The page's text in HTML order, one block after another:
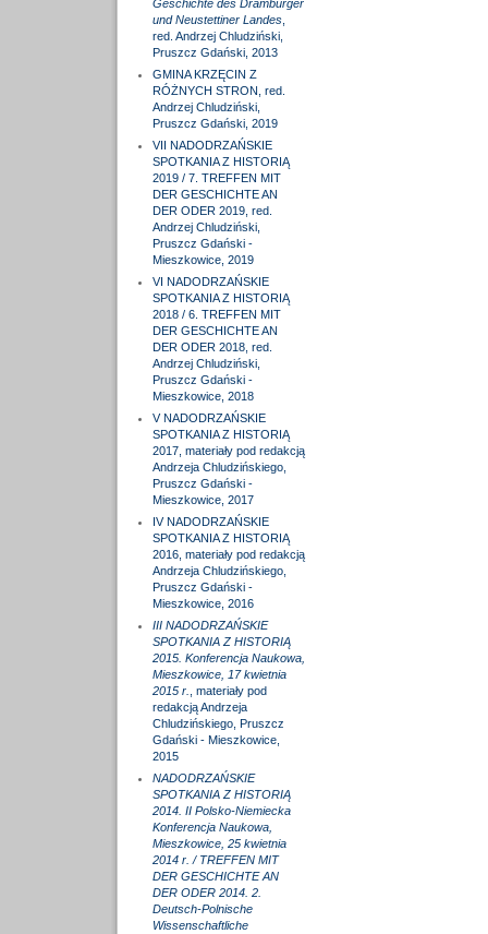
Geschichte des Dramburger
und Neustettiner Landes,
red. Andrzej Chludziński,
Pruszcz Gdański, 2013
GMINA KRZĘCIN Z
RÓŻNYCH STRON, red.
Andrzej Chludziński,
Pruszcz Gdański, 2019
VII NADODRZAŃSKIE
SPOTKANIA Z HISTORIĄ
2019 / 7. TREFFEN MIT
DER GESCHICHTE AN
DER ODER 2019, red.
Andrzej Chludziński,
Pruszcz Gdański -
Mieszkowice, 2019
VI NADODRZAŃSKIE
SPOTKANIA Z HISTORIĄ
2018 / 6. TREFFEN MIT
DER GESCHICHTE AN
DER ODER 2018, red.
Andrzej Chludziński,
Pruszcz Gdański -
Mieszkowice, 2018
V NADODRZAŃSKIE
SPOTKANIA Z HISTORIĄ
2017, materiały pod redakcją
Andrzeja Chludzińskiego,
Pruszcz Gdański -
Mieszkowice, 2017
IV NADODRZAŃSKIE
SPOTKANIA Z HISTORIĄ
2016, materiały pod redakcją
Andrzeja Chludzińskiego,
Pruszcz Gdański -
Mieszkowice, 2016
III NADODRZAŃSKIE
SPOTKANIA Z HISTORIĄ
2015. Konferencja Naukowa,
Mieszkowice, 17 kwietnia
2015 r.
, materiały pod
redakcją Andrzeja
Chludzińskiego, Pruszcz
Gdański - Mieszkowice,
2015
NADODRZAŃSKIE
SPOTKANIA Z HISTORIĄ
2014. II Polsko-Niemiecka
Konferencja Naukowa,
Mieszkowice, 25 kwietnia
2014 r. / TREFFEN MIT
DER GESCHICHTE AN
DER ODER 2014. 2.
Deutsch-Polnische
Wissenschaftliche